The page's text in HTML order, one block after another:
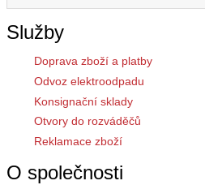
Služby
Doprava zboží a platby
Odvoz elektroodpadu
Konsignační sklady
Otvory do rozváděčů
Reklamace zboží
O společnosti